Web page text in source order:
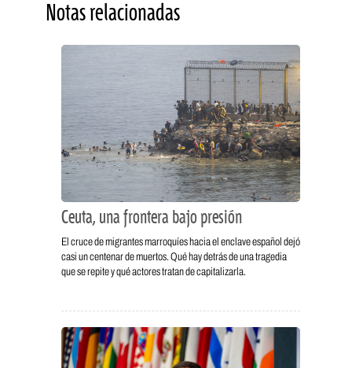
Notas relacionadas
Ceuta, una frontera bajo presión
El cruce de migrantes marroquíes hacia el enclave español dejó
casi un centenar de muertos. Qué hay detrás de una tragedia
que se repite y qué actores tratan de capitalizarla.